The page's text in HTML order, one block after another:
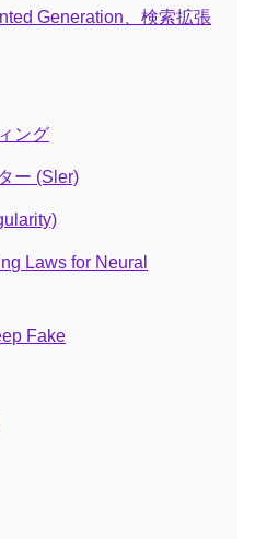
Generation、検索拡張
ング
ー (Sler)
Laws for Neural
Fake